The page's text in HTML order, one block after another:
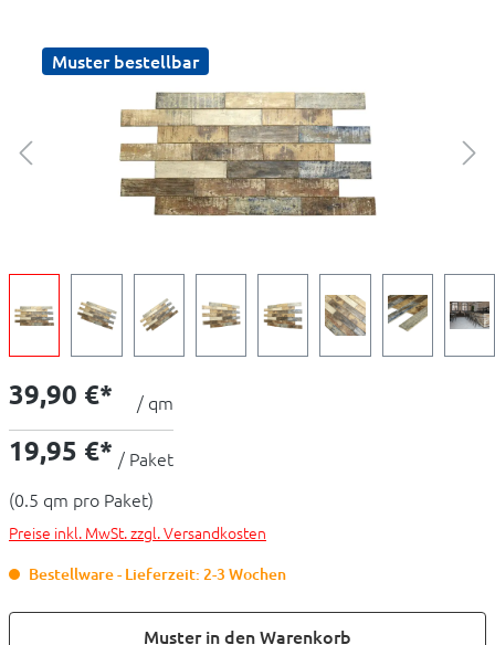
Muster bestellbar
39,90 €* / qm
19,95 €* / Paket
(0.5 qm pro Paket)
Preise inkl. MwSt. zzgl. Versandkosten
Bestellware - Lieferzeit: 2-3 Wochen
Muster in den Warenkorb